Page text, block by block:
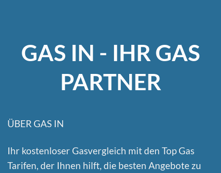
GAS IN - IHR GAS
PARTNER
ÜBER GAS IN
Ihr kostenloser Gasvergleich mit den Top Gas
Tarifen, der Ihnen hilft, die besten Angebote zu